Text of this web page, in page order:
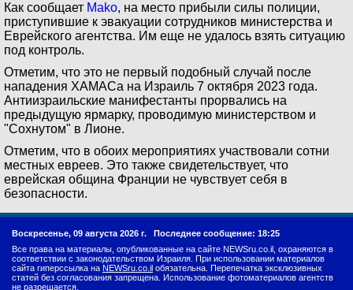
Как сообщает Mako, на место прибыли силы полиции,
приступившие к эвакуации сотрудников министерства и
Еврейского агентства. Им еще не удалось взять ситуацию
под контроль.
Отметим, что это не первый подобный случай после
нападения ХАМАСа на Израиль 7 октября 2023 года.
Антиизраильские манифестанты прорвались на
предыдущую ярмарку, проводимую министерством и
"Сохнутом" в Лионе.
Отметим, что в обоих мероприятиях участвовали сотни
местных евреев. Это также свидетельствует, что
еврейская община Франции не чувствует себя в
безопасности.
Воскресенье, 09 августа 2026 г. Последнее сообщение: 18:25
Все права на материалы, опубликованные на сайте NEWSru.co.il, охраняются в
соответствии с законодательством Израиля. При использовании материалов
сайта гиперссылка на NEWSru.co.il обязательна. Перепечатка эксклюзивных
статей без согласования запрещена. Использование фотоматериалов агентств
не разрешается.